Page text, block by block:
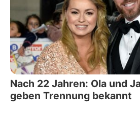
Nach 22 Jahren: Ola und
geben Trennung bekannt